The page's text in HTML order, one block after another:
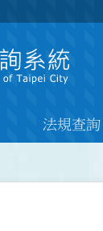
法規查詢